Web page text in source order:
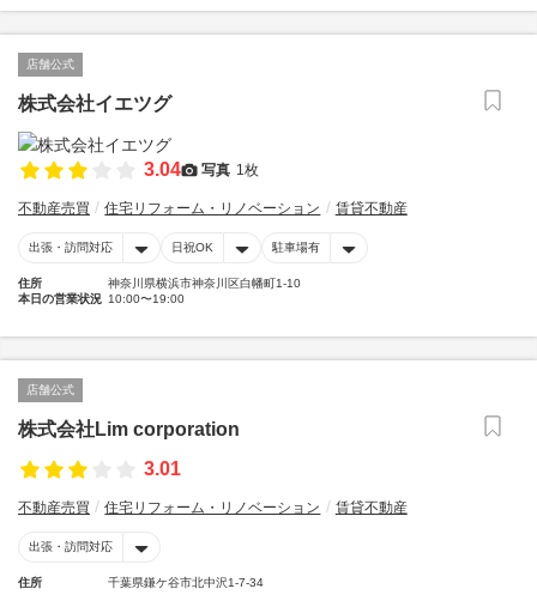
店舗公式
株式会社イエツグ
3.04 写真 1枚
不動産売買 住宅リフォーム・リノベーション 賃貸不動産
出張・訪問対応 日祝OK 駐車場有
住所
神奈川県横浜市神奈川区白幡町1-10
本日の営業状況 10:00〜19:00
店舗公式
株式会社Lim corporation
3.01
不動産売買 住宅リフォーム・リノベーション 賃貸不動産
出張・訪問対応
住所 千葉県鎌ケ谷市北中沢1-7-34